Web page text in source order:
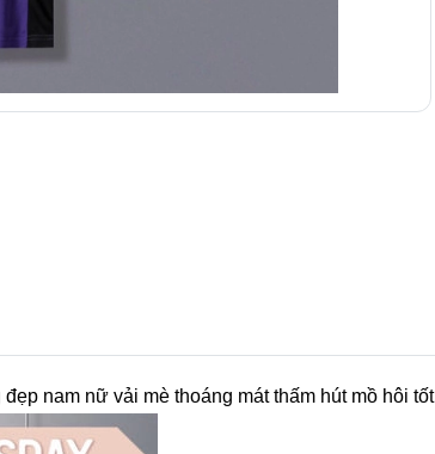
nam nữ vải mè thoáng mát thấm hút mồ hôi tốt